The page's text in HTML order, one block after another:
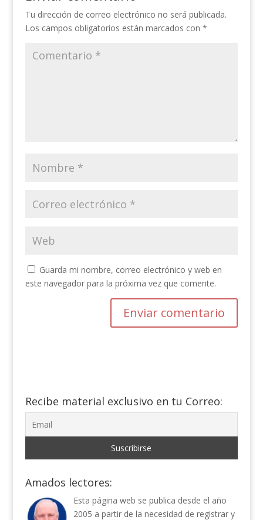
Tu dirección de correo electrónico no será publicada.
Los campos obligatorios están marcados con *
Guarda mi nombre, correo electrónico y web en
este navegador para la próxima vez que comente.
Recibe material exclusivo en tu Correo:
Amados lectores:
Esta página web se publica desde el año
2005 a partir de la necesidad de registrar y